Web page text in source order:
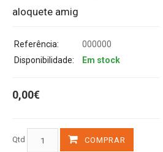
aloquete amig
Referência:
000000
Disponibilidade:
Em stock
0,00€
Qtd COMPRAR